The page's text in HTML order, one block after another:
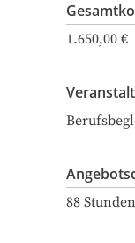
1.650,00 €
88 Stunden